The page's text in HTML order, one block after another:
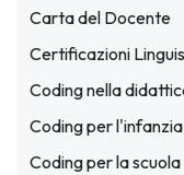
Carta del Docente
Certificazioni
Coding nella
Coding per l'infanzia
Coding per la